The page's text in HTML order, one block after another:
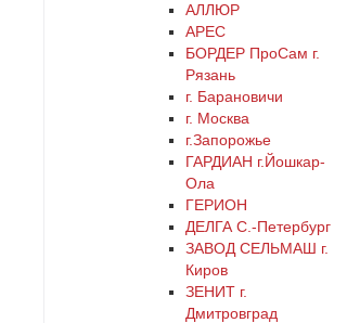
АЛЛЮР
АРЕС
БОРДЕР ПроСам г.
Рязань
г. Барановичи
г. Москва
г.Запорожье
ГАРДИАН г.Йошкар-
Ола
ГЕРИОН
ДЕЛГА С.-Петербург
ЗАВОД СЕЛЬМАШ г.
Киров
ЗЕНИТ г.
Дмитровград